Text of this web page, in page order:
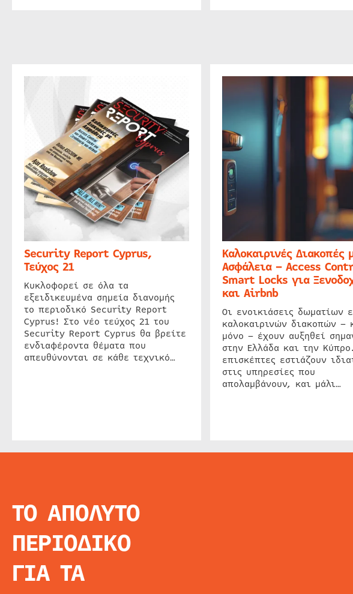
Security Report Cyprus,
Τεύχος 21
Κυκλοφορεί σε όλα τα
εξειδικευμένα σημεία διανομής
το περιοδικό Security Report
Cyprus! Στο νέο τεύχος 21 του
Security Report Cyprus θα βρείτε
ενδιαφέροντα θέματα που
απευθύνονται σε κάθε τεχνικό…
Καλοκαιρινές Διακοπές
Ασφάλεια – Access
Smart Locks για
και Airbnb
Οι ενοικιάσεις δωματίων
καλοκαιρινών διακοπών –
μόνο – έχουν αυξηθεί
στην Ελλάδα και την
επισκέπτες εστιάζουν
στις υπηρεσίες που
απολαμβάνουν, και μάλι…
ΤΟ ΑΠΟΛΥΤΟ
ΠΕΡΙΟΔΙΚΟ
ΓΙΑ ΤΑ